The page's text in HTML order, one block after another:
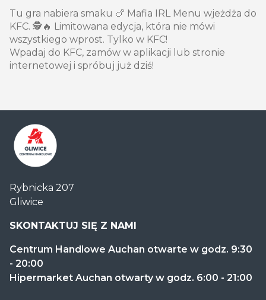
Tu gra nabiera smaku 🍗 Mafia IRL Menu wjeżdża do
KFC. 🕵️🔥 Limitowana edycja, która nie mówi
wszystkiego wprost. Tylko w KFC!
Wpadaj do KFC, zamów w aplikacji lub stronie
internetowej i spróbuj już dziś!
Handlowe
Auchan
Gliwice
Rybnicka 207
Gliwice
SKONTAKTUJ SIĘ Z NAMI
Centrum Handlowe Auchan otwarte w godz. 9:30
- 20:00
Hipermarket Auchan otwarty w godz. 6:00 - 21:00